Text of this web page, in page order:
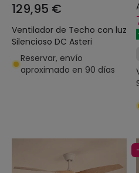
129,95 €
Ventilador de Techo con luz
Silencioso DC Asteri
Reservar, envío
aproximado en 90 días